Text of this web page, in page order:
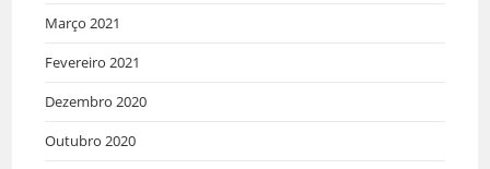
Março 2021
Fevereiro 2021
Dezembro 2020
Outubro 2020